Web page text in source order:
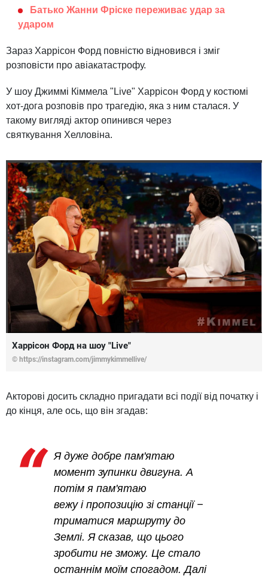
Батько Жанни Фріске переживає удар за
ударом
Зараз Харрісон Форд повністю відновився і зміг
розповісти про авіакатастрофу.
У шоу Джиммі Кіммела "Live" Харрісон Форд у костюмі
хот-дога розповів про трагедію, яка з ним сталася. У
такому вигляді актор опинився через
святкування Хелловіна.
Харрісон Форд на шоу "Live"
© https://instagram.com/jimmykimmellive/
Акторові досить складно пригадати всі події від початку і
до кінця, але ось, що він згадав:
Я дуже добре пам'ятаю
момент зупинки двигуна. А
потім я пам'ятаю
вежу і пропозицію зі станції −
триматися маршруту до
Землі. Я сказав, що цього
зробити не зможу. Це стало
останнім моїм спогадом. Далі